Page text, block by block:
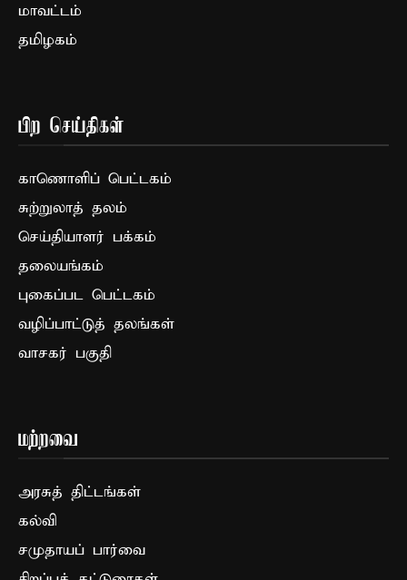
மாவட்டம்
தமிழகம்
பிற செய்திகள்
காணொளிப் பெட்டகம்
சுற்றுலாத் தலம்
செய்தியாளர் பக்கம்
தலையங்கம்
புகைப்பட பெட்டகம்
வழிப்பாட்டுத் தலங்கள்
வாசகர் பகுதி
மற்றவை
அரசுத் திட்டங்கள்
கல்வி
சமுதாயப் பார்வை